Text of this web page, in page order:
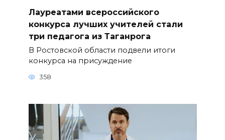
Лауреатами всероссийского
конкурса лучших учителей стали
три педагога из Таганрога
В Ростовской области подвели итоги
конкурса на присуждение
358